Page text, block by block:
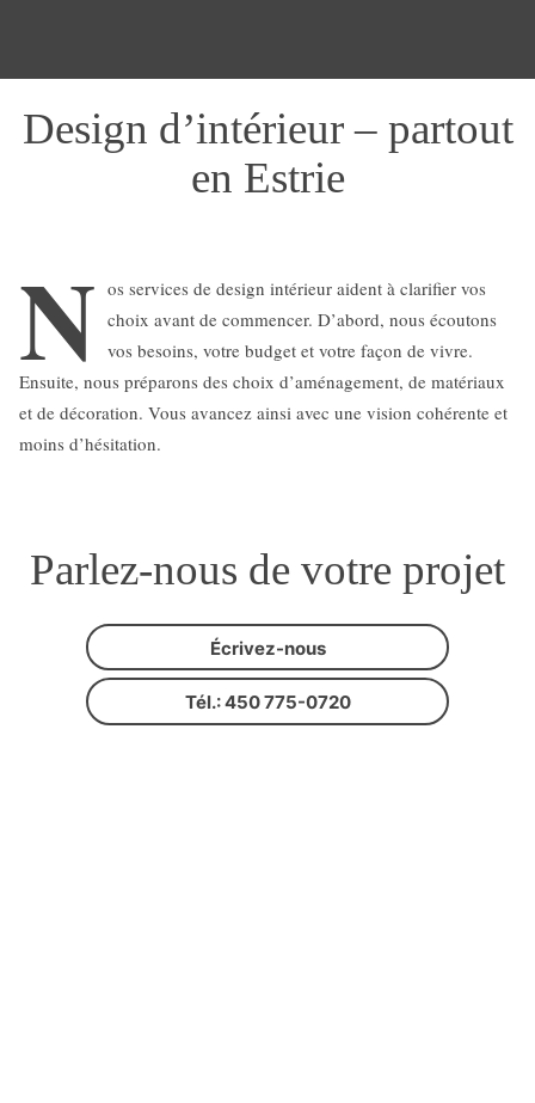
Design d’intérieur – partout
en Estrie
N os services de design intérieur aident à clarifier vos
choix avant de commencer. D’abord, nous écoutons
vos besoins, votre budget et votre façon de vivre.
Ensuite, nous préparons des choix d’aménagement, de matériaux
et de décoration. Vous avancez ainsi avec une vision cohérente et
moins d’hésitation.
Parlez-nous de votre projet
Écrivez-nous
Tél.: 450 775-0720